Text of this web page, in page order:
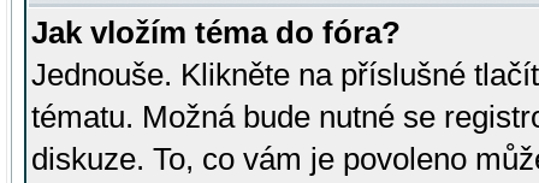
Jak vložím téma do fóra?
Jednouše. Klikněte na příslušné
tématu. Možná bude nutné se
diskuze. To, co vám je povoleno